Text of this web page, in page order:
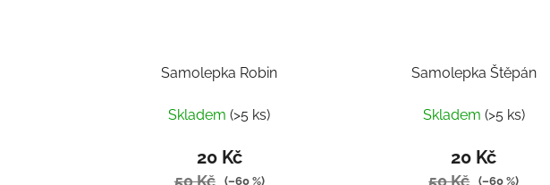
Samolepka Robin
Skladem(>5 ks)
20 Kč
50 Kč (–60 %)
Samolepka Štěpán
Skladem (>5 ks)
20 Kč
50 Kč (–60 %)